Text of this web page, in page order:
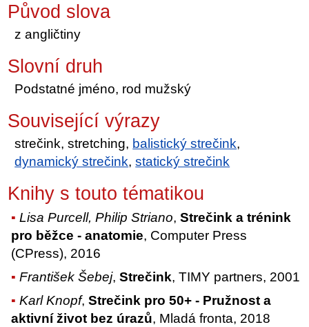
Původ slova
z angličtiny
Slovní druh
Podstatné jméno, rod mužský
Související výrazy
strečink, stretching, balistický strečink,
dynamický strečink,statický strečink
Knihy s touto tématikou
Lisa Purcell, Philip Striano,Strečink a trénink
pro běžce - anatomie, Computer Press
(CPress), 2016
František Šebej,Strečink, TIMY partners, 2001
Karl Knopf,Strečink pro 50+ - Pružnost a
aktivní život bez úrazů, Mladá fronta, 2018